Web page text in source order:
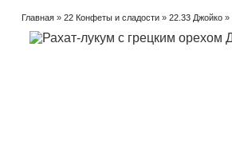
Главная» 22 Конфеты и сладости» 22.33 Джойко»